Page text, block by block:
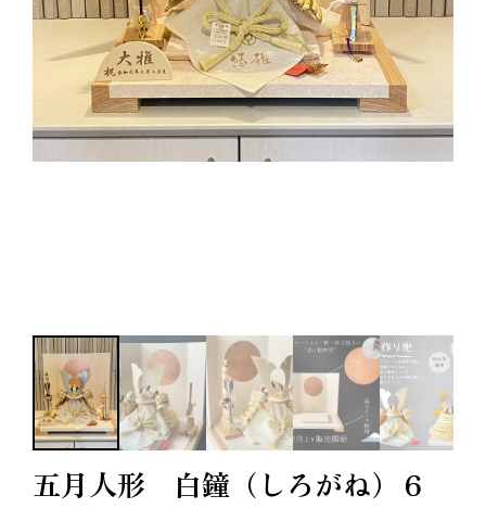
五月人形 白鐘（しろがね）６